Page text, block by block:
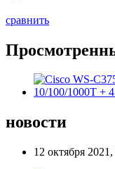
сравнить
новости
12 октября 2021,